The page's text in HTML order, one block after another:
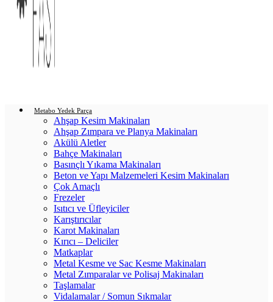
Metabo Yedek Parça
Ahşap Kesim Makinaları
Ahşap Zımpara ve Planya Makinaları
Akülü Aletler
Bahçe Makinaları
Basınçlı Yıkama Makinaları
Beton ve Yapı Malzemeleri Kesim Makinaları
Çok Amaçlı
Frezeler
Isıtıcı ve Üfleyiciler
Karıştırıcılar
Karot Makinaları
Kırıcı – Deliciler
Matkaplar
Metal Kesme ve Sac Kesme Makinaları
Metal Zımparalar ve Polisaj Makinaları
Taşlamalar
Vidalamalar / Somun Sıkmalar